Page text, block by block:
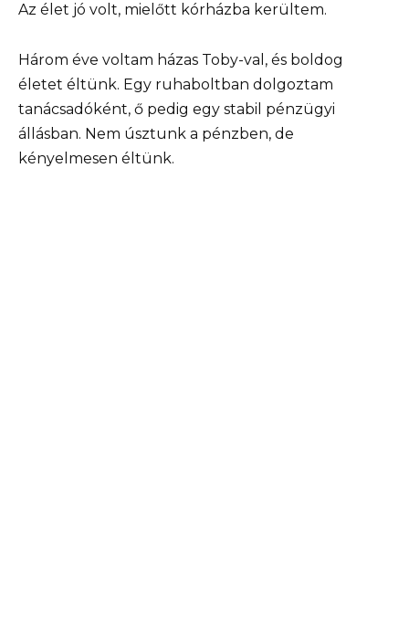
Az élet jó volt, mielőtt kórházba kerültem.
Három éve voltam házas Toby-val, és boldog
életet éltünk. Egy ruhaboltban dolgoztam
tanácsadóként, ő pedig egy stabil pénzügyi
állásban. Nem úsztunk a pénzben, de
kényelmesen éltünk.